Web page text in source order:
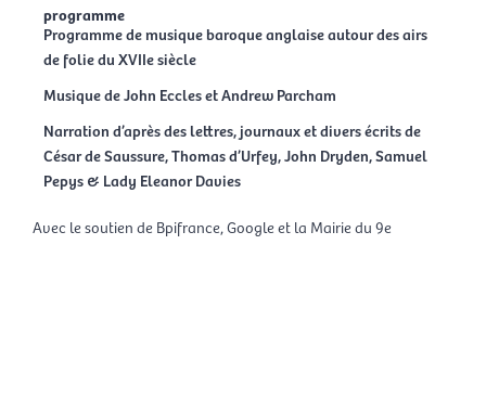
programme
Programme de musique baroque anglaise autour des airs
de folie du XVIIe siècle
Musique de John Eccles et Andrew Parcham
Narration d’après des lettres, journaux et divers écrits de
César de Saussure, Thomas d’Urfey, John Dryden, Samuel
Pepys & Lady Eleanor Davies
Avec le soutien de Bpifrance, Google et la Mairie du 9e